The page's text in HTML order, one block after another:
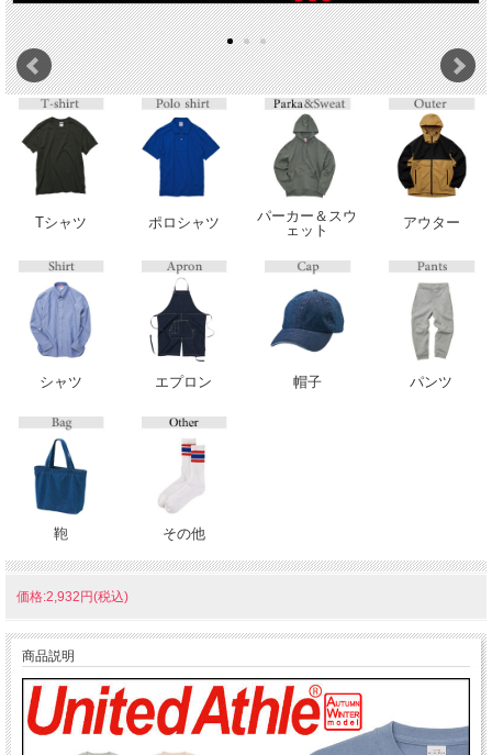
Tシャツ ポロシャツ
パーカー＆スウ
ェット
アウター
シャツ エプロン 帽子 パンツ
鞄 その他
価格:2,932円(税込)
商品説明